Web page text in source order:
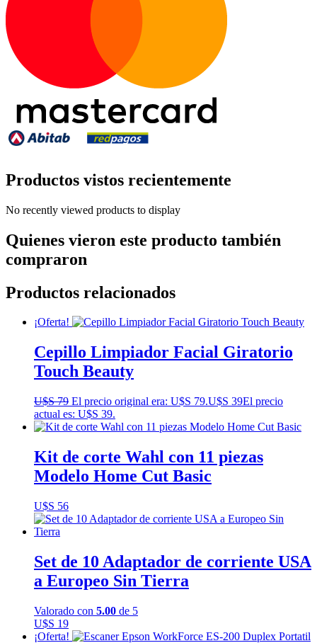
Productos vistos recientemente
No recently viewed products to display
Quienes vieron este producto también
compraron
Productos relacionados
¡Oferta!
Cepillo Limpiador Facial Giratorio
Touch Beauty
U$S79 El precio original era: U$S 79.U$S 39El precio
actual es: U$S 39.
Kit de corte Wahl con 11 piezas
Modelo Home Cut Basic
U$S 56
Set de 10 Adaptador de corriente USA
a Europeo Sin Tierra
Valorado con 5.00 de 5
U$S 19
¡Oferta!